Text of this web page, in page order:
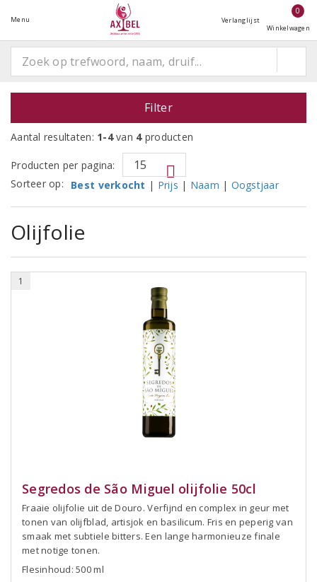
Menu Verlanglijst
0
Winkelwagen
Filter
Aantal resultaten: 1-4van 4producten
Producten per pagina:
Sorteer op:
Best verkocht | Prijs | Naam | Oogstjaar
Olijfolie
1
Segredos de São Miguel olijfolie 50cl
Fraaie olijfolie uit de Douro. Verfijnd en complex in geur met
tonen van olijfblad, artisjok en basilicum. Fris en peperig van
smaak met subtiele bitters. Een lange harmonieuze finale
met notige tonen.
Flesinhoud: 500 ml